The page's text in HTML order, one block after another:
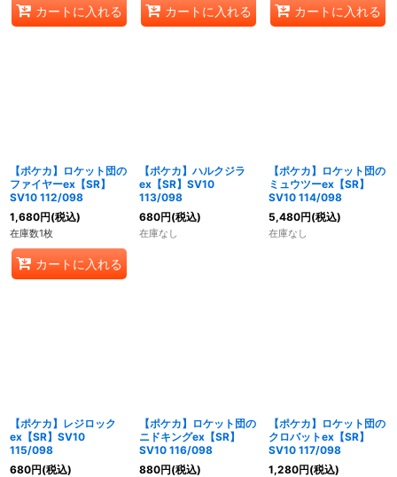
カートに入れる カートに入れる カートに入れる
【ポケカ】ロケット団の
ファイヤーex【SR】
SV10 112/098
1,680円(税込)
在庫数1枚
カートに入れる
【ポケカ】ハルクジラ
ex【SR】SV10
113/098
680円(税込)
在庫なし
【ポケカ】ロケット団の
ミュウツーex【SR】
SV10 114/098
5,480円(税込)
在庫なし
【ポケカ】レジロック
ex【SR】SV10
115/098
680円(税込)
【ポケカ】ロケット団の
ニドキングex【SR】
SV10 116/098
880円(税込)
【ポケカ】ロケット団の
クロバットex【SR】
SV10 117/098
1,280円(税込)